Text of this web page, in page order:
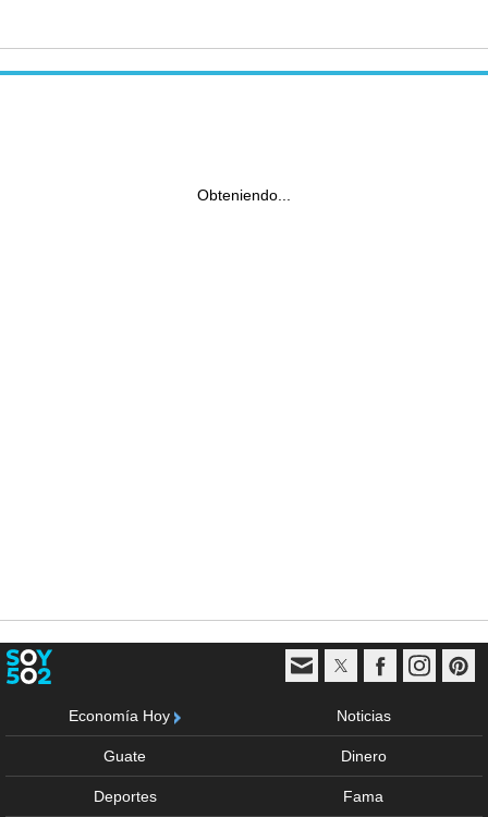
Obteniendo...
Economía Hoy Noticias
Guate Dinero
Deportes Fama